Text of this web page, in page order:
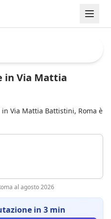
in Via Mattia
Via Mattia Battistini, Roma è
al agosto 2026
in 3 min